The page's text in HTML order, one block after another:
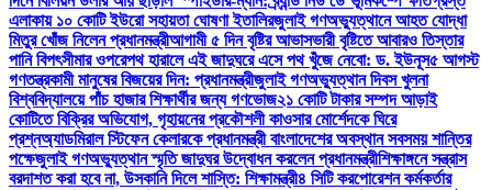
এলাকায় ১০ কোটি ইউরো সহায়তা ঘোষণা ইতালিরজুলাই গণঅভ্যুত্থানে আহত যোদ্ধা
মিতুর খোঁজ নিলেন প্রধানমন্ত্রীআগামী ৫ দিন বৃষ্টির আভাসভারী বৃষ্টিতে আবারও তিস্তার
পানি বিপৎসীমার ওপরেপথ হারালে এই জাদুঘরে এসে পথ খুঁজে নেবো: ড. ইউনূস৫ আগস্ট
গণতন্ত্রকামী মানুষের বিজয়ের দিন: প্রধানমন্ত্রীজুলাই গণঅভ্যুত্থান দিবস খুলনা
বিশ্ববিদ্যালয়ে পাঁচ হাজার শিক্ষার্থীর জন্য গণভোজ২১ কোটি টাকার সম্পদ আড়াই
কোটিতে বিক্রির অভিযোগ, গৃহায়নের প্রকৌশলী কাওসার মোর্শেদকে ঘিরে
প্রশ্নঅ্যাডমিরাল স্টিফেন কেলারকে প্রধানমন্ত্রী বাংলাদেশের অবস্থান সবসময় শান্তির
পক্ষেজুলাই গণঅভ্যুত্থান স্মৃতি জাদুঘর উদ্বোধন করলেন প্রধানমন্ত্রীশিক্ষাঙ্গনে সন্ত্রাস
বরদাশত করা হবে না, উসকানি দিলে শাস্তি: শিক্ষামন্ত্রী৪ সিটি করপোরেশন কর্মকর্তার